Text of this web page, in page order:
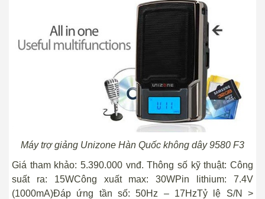
Máy trợ giảng Unizone Hàn Quốc không dây 9580 F3
Giá tham khảo: 5.390.000 vnđ. Thông số kỹ thuật: Công
suất ra: 15WCông xuất max: 30WPin lithium: 7.4V
(1000mA)Đáp ứng tần số: 50Hz – 17HzTỷ lệ S/N >